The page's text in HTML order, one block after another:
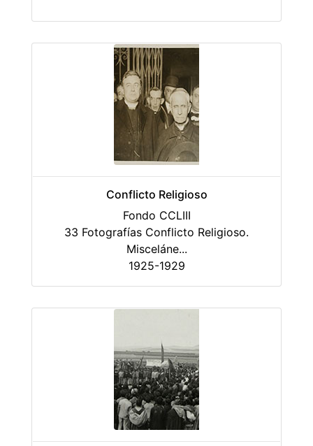
Conflicto Religioso
Fondo CCLIII
33 Fotografías Conflicto Religioso.
Misceláne...
1925-1929